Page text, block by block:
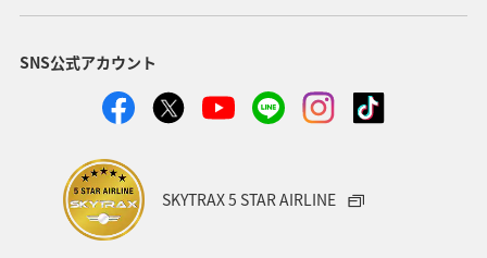
SNS公式アカウント
SKYTRAX 5 STAR AIRLINE